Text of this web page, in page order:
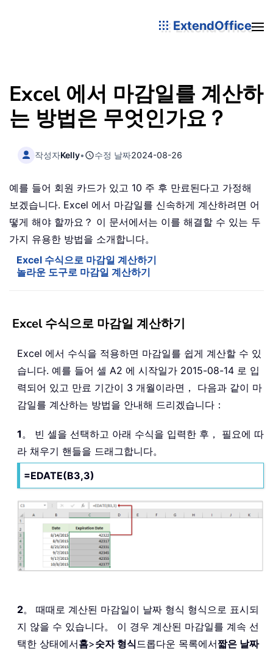
ExtendOffice
Excel 에서 마감일를 계산하
는 방법은 무엇인가요？
작성자Kelly• 수정 날짜2024-08-26
예를 들어 회원 카드가 있고 10 주 후 만료된다고 가정해
보겠습니다. Excel 에서 마감일를 신속하게 계산하려면 어
떻게 해야 할까요？ 이 문서에서는 이를 해결할 수 있는 두
가지 유용한 방법을 소개합니다。
Excel 수식으로 마감일 계산하기
놀라운 도구로 마감일 계산하기
Excel 수식으로 마감일 계산하기
Excel 에서 수식을 적용하면 마감일를 쉽게 계산할 수 있
습니다. 예를 들어 셀 A2 에 시작일가 2015-08-14 로 입
력되어 있고 만료 기간이 3 개월이라면， 다음과 같이 마
감일를 계산하는 방법을 안내해 드리겠습니다：
1。 빈 셀을 선택하고 아래 수식을 입력한 후， 필요에 따
라 채우기 핸들을 드래그합니다。
=EDATE(B3,3)
2。 때때로 계산된 마감일이 날짜 형식 형식으로 표시되
지 않을 수 있습니다。 이 경우 계산된 마감일를 계속 선
택한 상태에서홈>숫자 형식드롭다운 목록에서짧은 날짜